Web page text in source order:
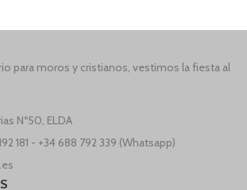
para moros y cristianos, vestimos la fiesta al
Nº50, ELDA
181 - +34 688 792 339 (Whatsapp)